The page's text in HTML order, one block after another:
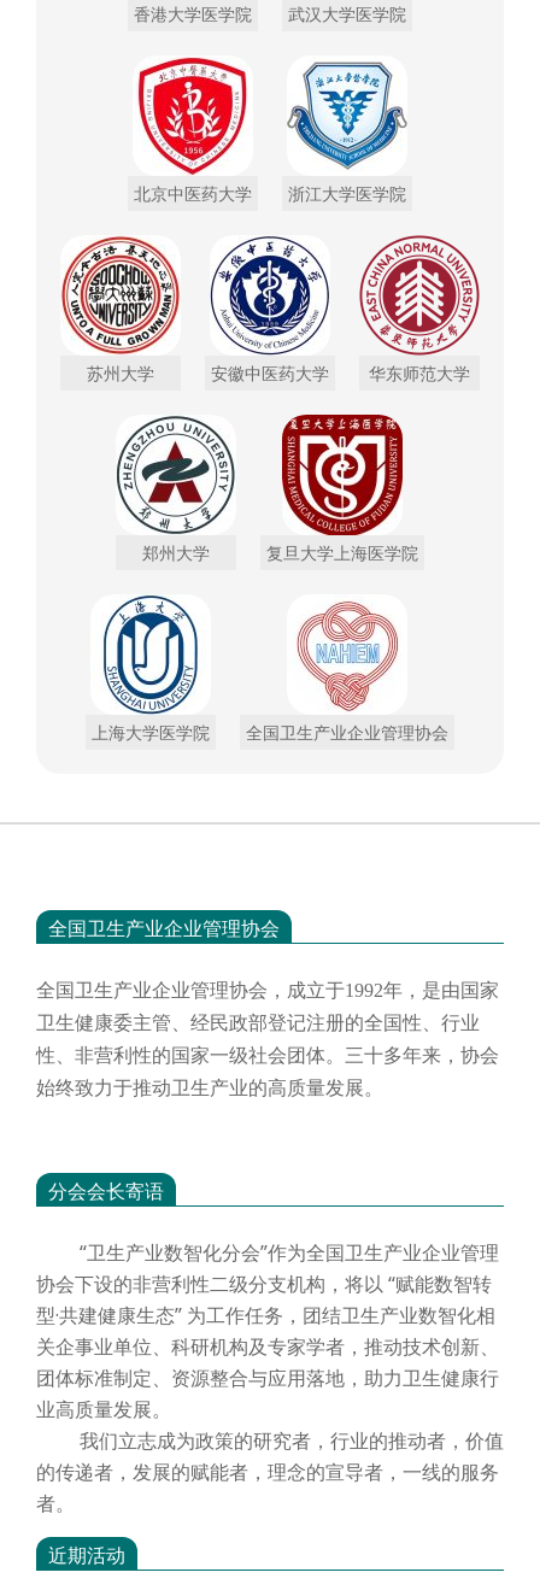
香港大学医学院 武汉大学医学院
北京中医药大学 浙江大学医学院
苏州大学 安徽中医药大学 华东师范大学
郑州大学 复旦大学上海医学院
上海大学医学院 全国卫生产业企业管理协会
全国卫生产业企业管理协会
全国卫生产业企业管理协会，成立于1992年，是由国家
卫生健康委主管、经民政部登记注册的全国性、行业
性、非营利性的国家一级社会团体。三十多年来，协会
始终致力于推动卫生产业的高质量发展。
分会会长寄语
“卫生产业数智化分会”作为全国卫生产业企业管理
协会下设的非营利性二级分支机构，将以 “赋能数智转
型·共建健康生态” 为工作任务，团结卫生产业数智化相
关企事业单位、科研机构及专家学者，推动技术创新、
团体标准制定、资源整合与应用落地，助力卫生健康行
业高质量发展。
我们立志成为政策的研究者，行业的推动者，价值
的传递者，发展的赋能者，理念的宣导者，一线的服务
者。
近期活动